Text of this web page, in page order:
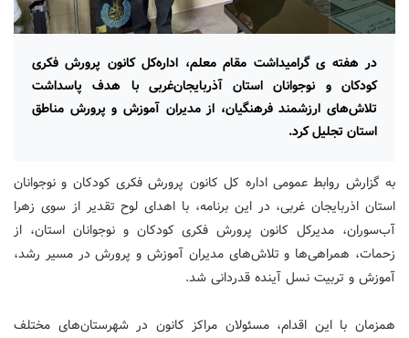
در هفته ی گرامیداشت مقام معلم، اداره‌کل کانون پرورش فکری
کودکان و نوجوانان استان آذربایجان‌غربی با هدف پاسداشت
تلاش‌های ارزشمند فرهنگیان، از مدیران آموزش‌ و پرورش مناطق
استان تجلیل کرد.
به گزارش روابط عمومی اداره کل کانون پرورش فکری کودکان و نوجوانان
استان اذربایجان غربی، در این برنامه، با اهدای لوح تقدیر از سوی زهرا
آب‌سوران، مدیرکل کانون پرورش فکری کودکان و نوجوانان استان، از
زحمات، همراهی‌ها و تلاش‌های مدیران آموزش‌ و پرورش در مسیر رشد،
آموزش و تربیت نسل آینده قدردانی شد.
همزمان با این اقدام، مسئولان مراکز کانون در شهرستان‌های مختلف